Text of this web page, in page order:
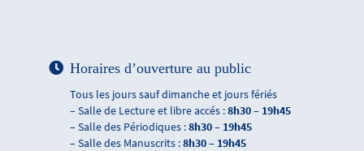
Horaires d’ouverture au public
Tous les jours sauf dimanche et jours fériés
– Salle de Lecture et libre accés :8h30 – 19h45
– Salle des Périodiques :8h30 – 19h45
– Salle des Manuscrits :8h30 – 19h45